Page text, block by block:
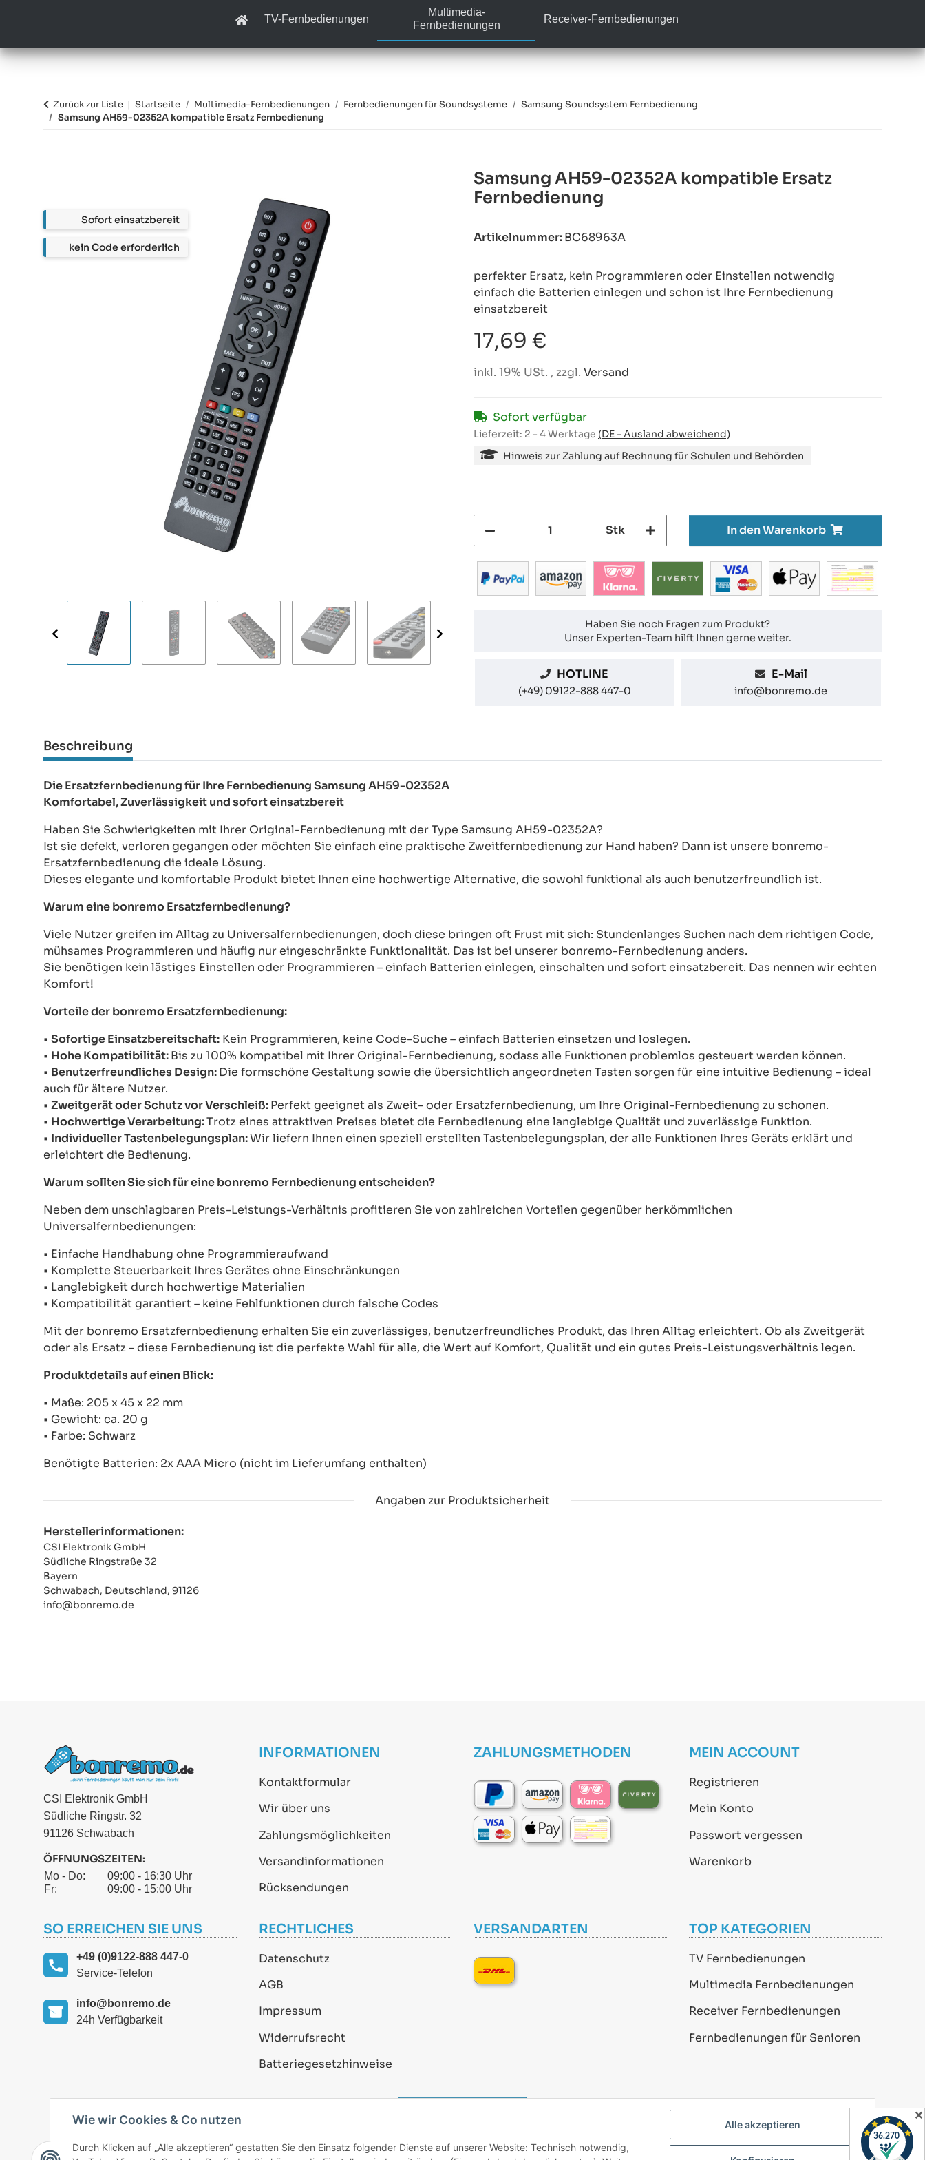
TV-Fernbedienungen
Multimedia-
Fernbedienungen
Receiver-Fernbedienungen
Zurück zur Liste Startseite Multimedia-Fernbedienungen Fernbedienungen für Soundsysteme
Samsung Soundsystem Fernbedienung
Samsung AH59-02352A kompatible Ersatz Fernbedienung
Samsung AH59-02352A kompatible Ersatz
Fernbedienung
Artikelnummer:BC68963A
perfekter Ersatz, kein Programmieren oder Einstellen notwendig
einfach die Batterien einlegen und schon ist Ihre Fernbedienung
einsatzbereit
17,69 €
inkl. 19% USt. , zzgl. Versand
Sofort verfügbar
Lieferzeit: 2 - 4 Werktage (DE - Ausland abweichend)
Hinweis zur Zahlung auf Rechnung für Schulen und Behörden
Stk In den Warenkorb
Haben Sie noch Fragen zum Produkt?
Unser Experten-Team hilft Ihnen gerne weiter.
HOTLINE
(+49) 09122-888 447-0
E-Mail
info@bonremo.de
Beschreibung
Die Ersatzfernbedienung für Ihre Fernbedienung Samsung AH59-02352A
Komfortabel, Zuverlässigkeit und sofort einsatzbereit
Haben Sie Schwierigkeiten mit Ihrer Original-Fernbedienung mit der Type Samsung AH59-02352A?
Ist sie defekt, verloren gegangen oder möchten Sie einfach eine praktische Zweitfernbedienung zur Hand haben? Dann ist unsere bonremo-
Ersatzfernbedienung die ideale Lösung.
Dieses elegante und komfortable Produkt bietet Ihnen eine hochwertige Alternative, die sowohl funktional als auch benutzerfreundlich ist.
Warum eine bonremo Ersatzfernbedienung?
Viele Nutzer greifen im Alltag zu Universalfernbedienungen, doch diese bringen oft Frust mit sich: Stundenlanges Suchen nach dem richtigen Code,
mühsames Programmieren und häufig nur eingeschränkte Funktionalität. Das ist bei unserer bonremo-Fernbedienung anders.
Sie benötigen kein lästiges Einstellen oder Programmieren – einfach Batterien einlegen, einschalten und sofort einsatzbereit. Das nennen wir echten
Komfort!
Vorteile der bonremo Ersatzfernbedienung:
• Sofortige Einsatzbereitschaft: Kein Programmieren, keine Code-Suche – einfach Batterien einsetzen und loslegen.
• Hohe Kompatibilität:Bis zu 100% kompatibel mit Ihrer Original-Fernbedienung, sodass alle Funktionen problemlos gesteuert werden können.
• Benutzerfreundliches Design:Die formschöne Gestaltung sowie die übersichtlich angeordneten Tasten sorgen für eine intuitive Bedienung – ideal
auch für ältere Nutzer.
• Zweitgerät oder Schutz vor Verschleiß:Perfekt geeignet als Zweit- oder Ersatzfernbedienung, um Ihre Original-Fernbedienung zu schonen.
• Hochwertige Verarbeitung:Trotz eines attraktiven Preises bietet die Fernbedienung eine langlebige Qualität und zuverlässige Funktion.
• Individueller Tastenbelegungsplan:Wir liefern Ihnen einen speziell erstellten Tastenbelegungsplan, der alle Funktionen Ihres Geräts erklärt und
erleichtert die Bedienung.
Warum sollten Sie sich für eine bonremo Fernbedienung entscheiden?
Neben dem unschlagbaren Preis-Leistungs-Verhältnis profitieren Sie von zahlreichen Vorteilen gegenüber herkömmlichen
Universalfernbedienungen:
• Einfache Handhabung ohne Programmieraufwand
• Komplette Steuerbarkeit Ihres Gerätes ohne Einschränkungen
• Langlebigkeit durch hochwertige Materialien
• Kompatibilität garantiert – keine Fehlfunktionen durch falsche Codes
Mit der bonremo Ersatzfernbedienung erhalten Sie ein zuverlässiges, benutzerfreundliches Produkt, das Ihren Alltag erleichtert. Ob als Zweitgerät
oder als Ersatz – diese Fernbedienung ist die perfekte Wahl für alle, die Wert auf Komfort, Qualität und ein gutes Preis-Leistungsverhältnis legen.
Produktdetails auf einen Blick:
• Maße: 205 x 45 x 22 mm
• Gewicht: ca. 20 g
• Farbe: Schwarz
Benötigte Batterien: 2x AAA Micro (nicht im Lieferumfang enthalten)
Angaben zur Produktsicherheit
Herstellerinformationen:
CSI Elektronik GmbH
Südliche Ringstraße 32
Bayern
Schwabach, Deutschland, 91126
info@bonremo.de
CSI Elektronik GmbH
Südliche Ringstr. 32
91126 Schwabach
ÖFFNUNGSZEITEN:
Mo - Do:
09:00 - 16:30 Uhr
Fr:
09:00 - 15:00 Uhr
INFORMATIONEN
Kontaktformular
Wir über uns
Zahlungsmöglichkeiten
Versandinformationen
Rücksendungen
ZAHLUNGSMETHODEN MEIN ACCOUNT
Registrieren
Mein Konto
Passwort vergessen
Warenkorb
SO ERREICHEN SIE UNS
+49 (0)9122-888 447-0
Service-Telefon
info@bonremo.de
24h Verfügbarkeit
RECHTLICHES
Datenschutz
AGB
Impressum
Widerrufsrecht
Batteriegesetzhinweise
VERSANDARTEN TOP KATEGORIEN
TV Fernbedienungen
Multimedia Fernbedienungen
Receiver Fernbedienungen
Fernbedienungen für Senioren
* Alle Preise inkl. gesetzlicher USt., zzgl. Versand
Alle akzeptieren
Wie wir Cookies & Co nutzen
Durch Klicken auf „Alle akzeptieren“ gestatten Sie den Einsatz folgender Dienste auf unserer Website: Technisch notwendig,
✕